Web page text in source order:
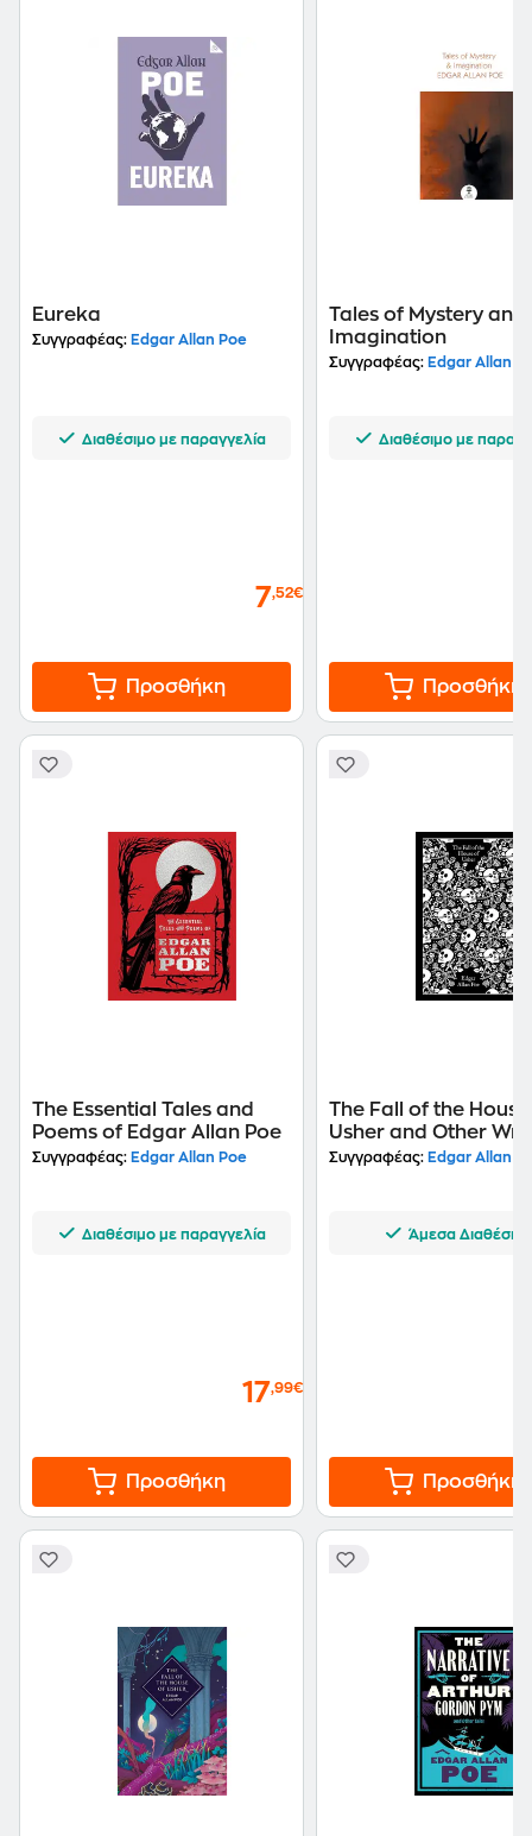
Eureka
Συγγραφέας: Edgar Allan Poe
Διαθέσιμο με παραγγελία
7,52€
Προσθήκη
Tales of Mystery and
Imagination
Συγγραφέας: Edgar Allan
Διαθέσιμο με
Προσθήκη
The Essential Tales and
Poems of Edgar Allan Poe
Συγγραφέας: Edgar Allan Poe
Διαθέσιμο με παραγγελία
17,99€
Προσθήκη
The Fall of the
Usher and Other
Συγγραφέας: Edgar Allan
Άμεσα Διαθέσιμο
Προσθήκη